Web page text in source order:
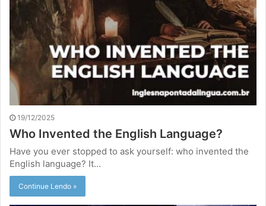
19/12/2025
Who Invented the English Language?
Have you ever stopped to ask yourself: who invented the
English language? It…
Continue Lendo »